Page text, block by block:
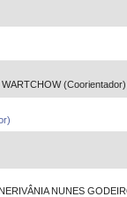
WARTCHOW
NUNES